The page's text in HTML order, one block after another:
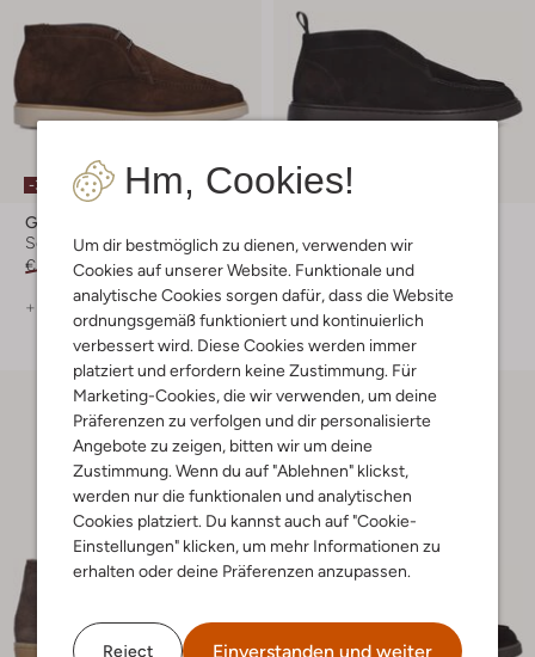
Hm, Cookies!
Um dir bestmöglich zu dienen, verwenden wir
Cookies auf unserer Website. Funktionale und
analytische Cookies sorgen dafür, dass die Website
ordnungsgemäß funktioniert und kontinuierlich
verbessert wird. Diese Cookies werden immer
platziert und erfordern keine Zustimmung. Für
Marketing-Cookies, die wir verwenden, um deine
Präferenzen zu verfolgen und dir personalisierte
Angebote zu zeigen, bitten wir um deine
Zustimmung. Wenn du auf "Ablehnen" klickst,
werden nur die funktionalen und analytischen
Cookies platziert. Du kannst auch auf "Cookie-
Einstellungen" klicken, um mehr Informationen zu
erhalten oder deine Präferenzen anzupassen.
Reject Einverstanden und weiter
-30%
Giorgio
Schnürschuhe
€ 199,99 € 139,99
+ mehr farben
-30%
Schnürschuhe
€ 199,99 € 139,99